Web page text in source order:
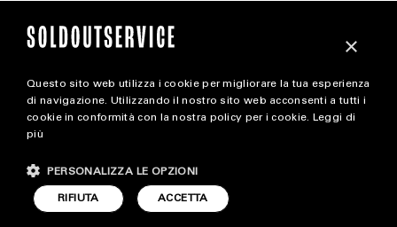
magazine
STYLE
FOOTWEAR
ISLAND GORE-TEX
×
Questo sito web utilizza i cookie per migliorare la tua esperienza
di navigazione. Utilizzando il nostro sito web acconsenti a tutti i
cookie in conformità con la nostra policy per i cookie. Leggi di
più
ACCETTA
RIFIUTA
PERSONALIZZA LE OPZIONI